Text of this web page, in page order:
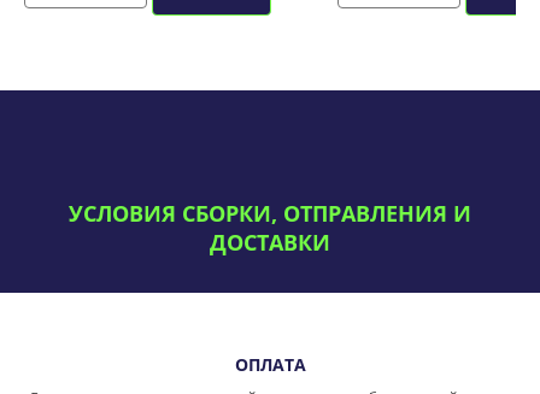
УСЛОВИЯ СБОРКИ, ОТПРАВЛЕНИЯ И
ДОСТАВКИ
ОПЛАТА